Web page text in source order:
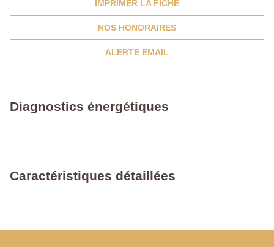
IMPRIMER LA FICHE
NOS HONORAIRES
ALERTE EMAIL
Diagnostics énergétiques
Caractéristiques détaillées